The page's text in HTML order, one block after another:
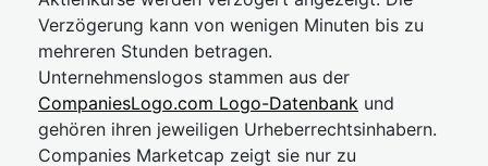
Verzögerung kann von wenigen Minuten bis zu
mehreren Stunden betragen.
Unternehmenslogos stammen aus der
CompaniesLogo.com Logo-Datenbank und
gehören ihren jeweiligen Urheberrechtsinhabern.
Companies Marketcap zeigt sie nur zu